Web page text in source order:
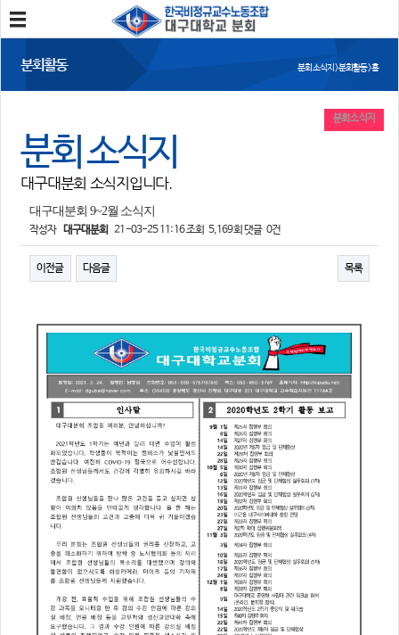
분회소개
분회활동
공지사항
회의록
정보와 소식
민주노총 및 본조소식
가입/탈퇴
분회활동 분회 소식지 > 분회활동 > 홈
분회 소식지
대구대분회 소식지입니다.
분회 소식지
대구대분회 9~2월 소식지
작성자 대구대분회 21-03-25 11:16조회 5,169회 댓글 0건
이전글 다음글 목록